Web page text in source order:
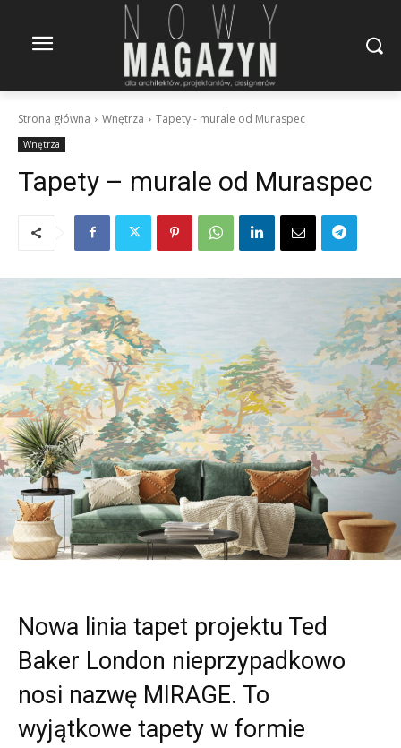
Strona główna Wnętrza Tapety - murale od Muraspec
Wnętrza
Tapety – murale od Muraspec
Nowa linia tapet projektu Ted
Baker London nieprzypadkowo
nosi nazwę MIRAGE. To
wyjątkowe tapety w formie